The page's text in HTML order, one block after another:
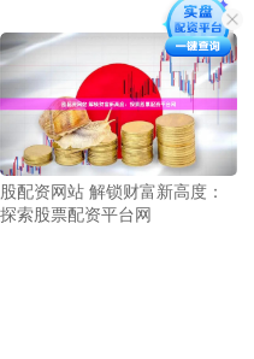
股配资网站 解锁财富新高度：
探索股票配资平台网